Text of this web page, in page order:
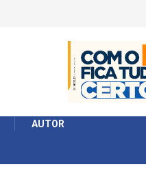
AUTOR